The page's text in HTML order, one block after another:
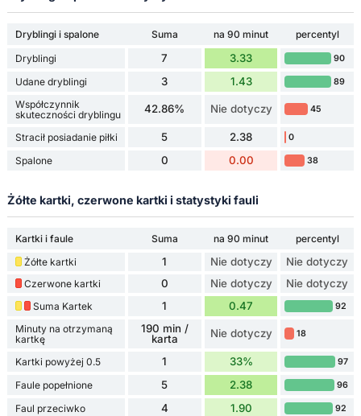
Dryblingi i spalone Suma na 90 minut
percentyl
Dryblingi
7 3.33 90
Udane dryblingi 3 1.43 89
Współczynnik
skuteczności dryblingu
42.86% Nie dotyczy 45
Stracił posiadanie piłki 5 2.38 0
Spalone 0 0.00 38
Żółte kartki, czerwone kartki i statystyki fauli
Kartki i faule Suma na 90 minut
percentyl
Żółte kartki
1 Nie dotyczy Nie dotyczy
Czerwone kartki 0 Nie dotyczy Nie dotyczy
Suma Kartek 1 0.47 92
Minuty na otrzymaną
kartkę
190 min /
karta
Nie dotyczy 18
Kartki powyżej 0.5 1 33% 97
Faule popełnione 5 2.38 96
Faul przeciwko 4 1.90 92